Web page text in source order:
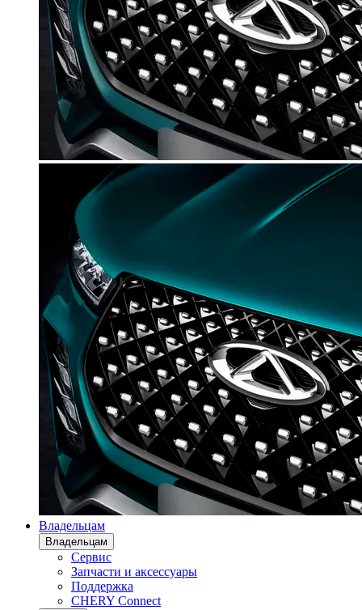
Владельцам
Владельцам
Сервис
Запчасти и аксессуары
Поддержка
CHERY Connect